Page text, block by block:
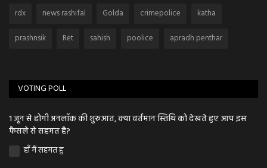
rdx
news rashifal Golda crimepolice
katha
prashnsik
Ret sahish poolice apradh penthar
VOTING POLL
1 जून से होगी अनलॉक की शुरुआत, क्या वर्तमान स्तिथि को देखते हुए आप इस
फैसले से सहमत है?
हाँ मैं सहमत हु